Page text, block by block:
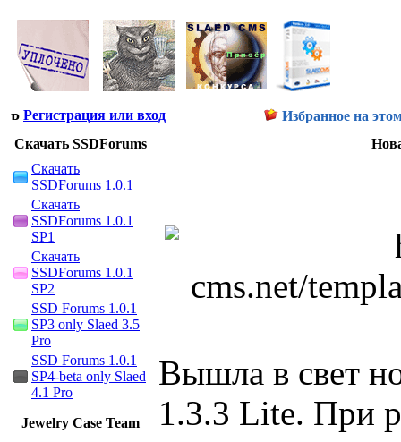
Регистрация или вход
Избранное на
Скачать SSDForums
Скачать
SSDForums 1.0.1
Скачать
SSDForums 1.0.1
SP1
Скачать
SSDForums 1.0.1
SP2
SSD Forums 1.0.1
SP3 only Slaed 3.5
Pro
SSD Forums 1.0.1
SP4-beta only Slaed
4.1 Pro
Jewelry Сase Team
Вышла в свет
1.3.3 Lite. При